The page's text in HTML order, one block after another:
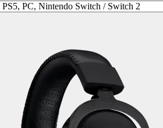
PC, Nintendo Switch / Switch 2